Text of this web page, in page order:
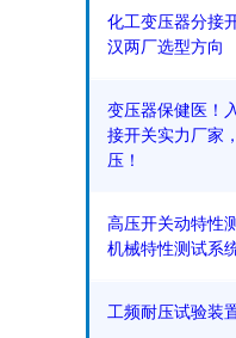
化工变压器分接
汉两厂选型方向
变压器保健医！
接开关实力厂家
压！
高压开关动特性
机械特性测试系
工频耐压试验装